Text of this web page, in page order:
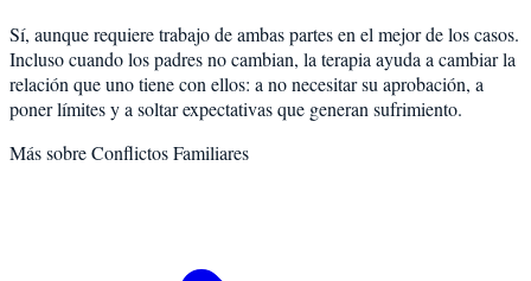
Sí, aunque requiere trabajo de ambas partes en el mejor de los casos.
Incluso cuando los padres no cambian, la terapia ayuda a cambiar la
relación que uno tiene con ellos: a no necesitar su aprobación, a
poner límites y a soltar expectativas que generan sufrimiento.
Más sobreConflictos Familiares